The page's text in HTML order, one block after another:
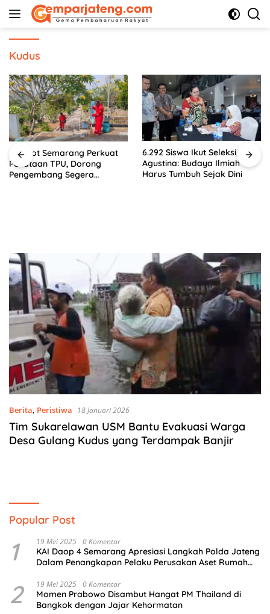
Langsung
Kudus
Pemkot Semarang Perkuat
Penataan TPU, Dorong
Pengembang Segera
6.292 Siswa Ikut Seleksi,
Agustina: Budaya Ilmiah
Harus Tumbuh Sejak Dini
Berita, Peristiwa 18 Januari 2026
Tim Sukarelawan USM Bantu Evakuasi Warga
Desa Gulang Kudus yang Terdampak Banjir
Popular Post
1 19 Mei 2025 0 Komentar
KAI Daop 4 Semarang Apresiasi Langkah Polda Jateng
Dalam Penangkapan Pelaku Perusakan Aset Rumah
2 19 Mei 2025 0 Komentar
Momen Prabowo Disambut Hangat PM Thailand di
Bangkok dengan Jajar Kehormatan